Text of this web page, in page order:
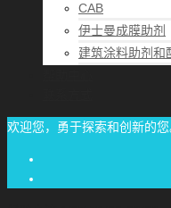
CAB
伊士曼成膜助剂
建筑涂料助剂和
欢迎您，勇于探索和创新的